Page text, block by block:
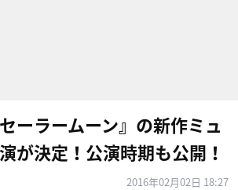
ーラームーン』の新作ミュ
が決定！公演時期も公開！
2016年02月02日 18:27